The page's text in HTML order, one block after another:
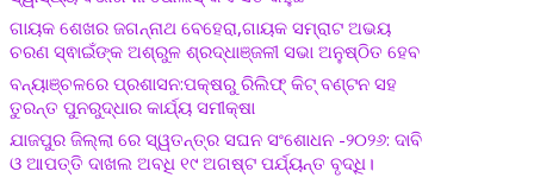
ଗାୟକ ଶେଖର ଜଗନ୍ନାଥ ବେହେରା,ଗାୟକ ସମ୍ରାଟ ଅଭୟ
ଚରଣ ସ୍ଵାଇଁଙ୍କ ଅଶ୍ରୁଳ ଶ୍ରଦ୍ଧାଞ୍ଜଳୀ ସଭା ଅନୁଷ୍ଠିତ ହେବ
ବନ୍ୟାଞ୍ଚଳରେ ପ୍ରଶାସନ:ପକ୍ଷରୁ ରିଲିଫ୍ କିଟ୍ ବଣ୍ଟନ ସହ
ତୁରନ୍ତ ପୁନରୁଦ୍ଧାର କାର୍ଯ୍ୟ ସମୀକ୍ଷା
ଯାଜପୁର ଜିଲ୍ଲା ରେ ସ୍ୱତନ୍ତ୍ର ସଘନ ସଂଶୋଧନ -୨୦୨୬: ଦାବି
ଓ ଆପତ୍ତି ଦାଖଲ ଅବଧି ୧୯ ଅଗଷ୍ଟ ପର୍ଯ୍ୟନ୍ତ ବୃଦ୍ଧି।